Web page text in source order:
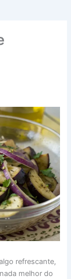
refrescante,
melhor do